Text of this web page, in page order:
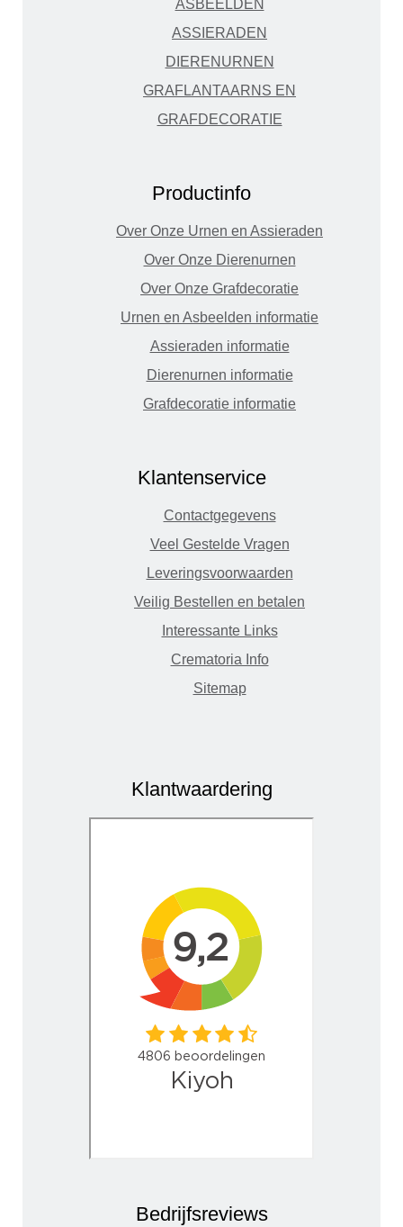
ASBEELDEN
ASSIERADEN
DIERENURNEN
GRAFLANTAARNS EN
GRAFDECORATIE
Productinfo
Over Onze Urnen en Assieraden
Over Onze Dierenurnen
Over Onze Grafdecoratie
Urnen en Asbeelden informatie
Assieraden informatie
Dierenurnen informatie
Grafdecoratie informatie
Klantenservice
Contactgegevens
Veel Gestelde Vragen
Leveringsvoorwaarden
Veilig Bestellen en betalen
Interessante Links
Crematoria Info
Sitemap
Klantwaardering
Bedrijfsreviews